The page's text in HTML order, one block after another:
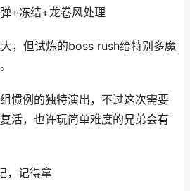
+冻结+龙卷风处理
，但试炼的boss rush给特别多魔
惯例的独特演出，不过这次需要
活，也许玩简单难度的兄弟会有
，记得拿